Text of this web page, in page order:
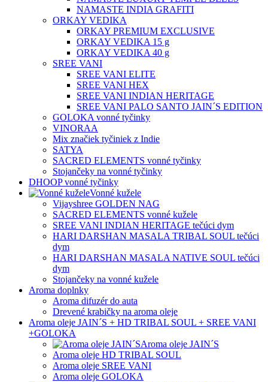
NAMASTE INDIA GRAFITI
ORKAY VEDIKA
ORKAY PREMIUM EXCLUSIVE
ORKAY VEDIKA 15 g
ORKAY VEDIKA 40 g
SREE VANI
SREE VANI ELITE
SREE VANI HEX
SREE VANI INDIAN HERITAGE
SREE VANI PALO SANTO JAIN´S EDITION
GOLOKA vonné tyčinky
VINORAA
Mix značiek tyčiniek z Indie
SATYA
SACRED ELEMENTS vonné tyčinky
Stojančeky na vonné tyčinky
DHOOP vonné tyčinky
Vonné kužele
Vijayshree GOLDEN NAG
SACRED ELEMENTS vonné kužele
SREE VANI INDIAN HERITAGE tečúci dym
HARI DARSHAN MASALA TRIBAL SOUL tečúci
dym
HARI DARSHAN MASALA NATIVE SOUL tečúci
dym
Stojančeky na vonné kužele
Aroma doplnky
Aroma difuzér do auta
Drevené krabičky na aroma oleje
Aroma oleje JAIN´S + HD TRIBAL SOUL + SREE VANI
+GOLOKA
Aroma oleje JAIN´S
Aroma oleje HD TRIBAL SOUL
Aroma oleje SREE VANI
Aroma oleje GOLOKA